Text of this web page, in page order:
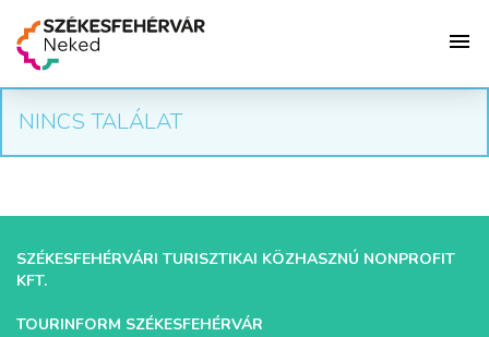
NINCS TALÁLAT
SZÉKESFEHÉRVÁRI TURISZTIKAI KÖZHASZNÚ NONPROFIT
KFT.
TOURINFORM SZÉKESFEHÉRVÁR